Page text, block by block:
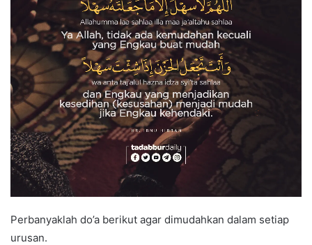
Perbanyaklah do’a berikut agar dimudahkan dalam setiap
urusan.